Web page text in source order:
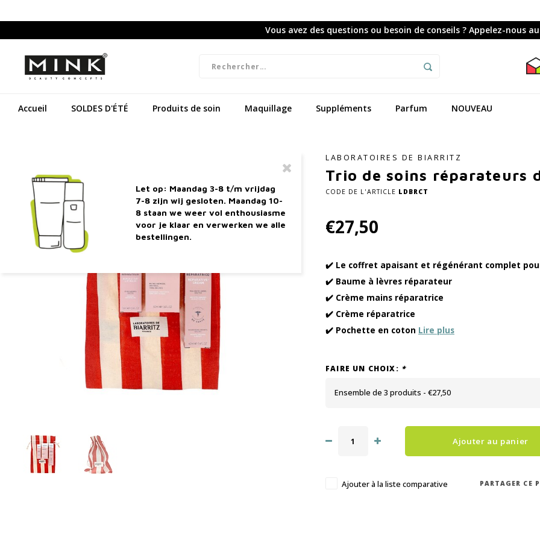
Vous avez des questions ou besoin de conseils ? Appelez-nous
Accueil SOLDES D'ÉTÉ Produits de soin Maquillage Suppléments Parfum NOUVEAU
Let op: Maandag 3-8 t/m vrijdag
7-8 zijn wij gesloten. Maandag 10-
8 staan we weer vol enthousiasme
voor je klaar en verwerken we alle
bestellingen.
LABORATOIRES DE BIARRITZ
Trio de soins réparateurs
CODE DE L'ARTICLE LDBRCT
€27,50
✔️ Le coffret apaisant et régénérant complet
✔️ Baume à lèvres réparateur
✔️ Crème mains réparatrice
✔️ Crème réparatrice
✔️ Pochette en coton Lire plus
FAIRE UN CHOIX: *
Ensemble de 3 produits - €27,50
Ajouter au panier
Ajouter à la liste comparative PARTAGER CE